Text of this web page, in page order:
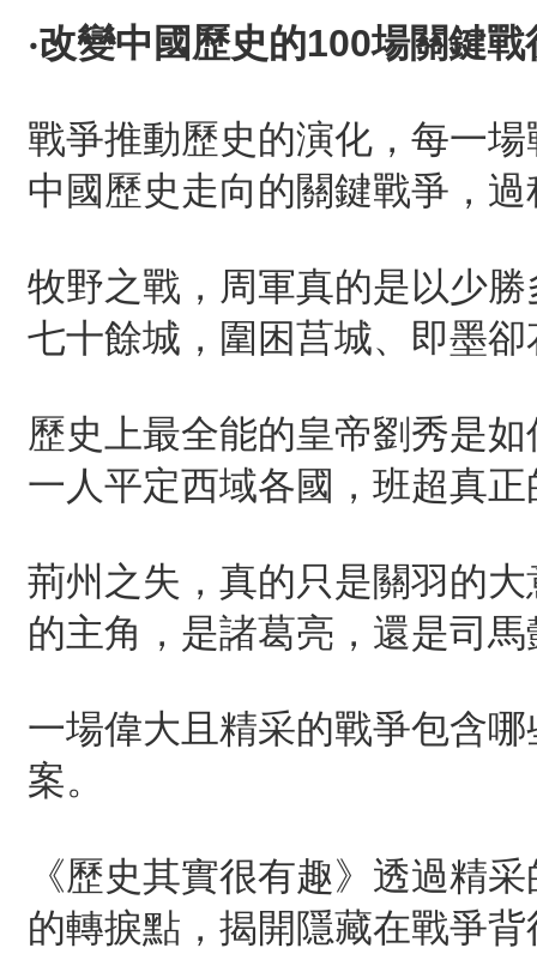
‧改變中國歷史的100場關鍵戰
戰爭推動歷史的演化，每一
中國歷史走向的關鍵戰爭，
牧野之戰，周軍真的是以少
七十餘城，圍困莒城、即墨
歷史上最全能的皇帝劉秀是
一人平定西域各國，班超真
荊州之失，真的只是關羽的
的主角，是諸葛亮，還是司馬
一場偉大且精采的戰爭包含
案。
《歷史其實很有趣》透過精
的轉捩點，揭開隱藏在戰爭